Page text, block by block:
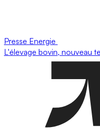
Presse Energie
L'élevage bovin, nouveau